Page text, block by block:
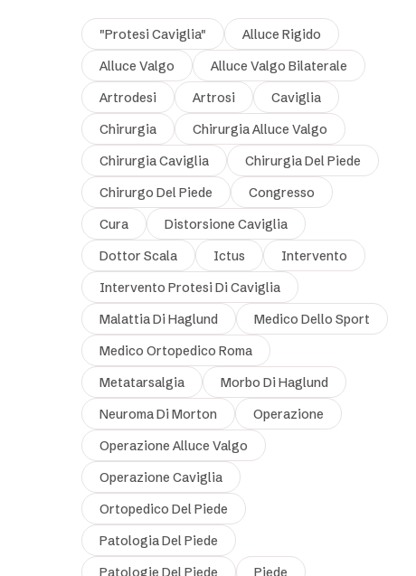
"protesi Caviglia"
Alluce Rigido
Alluce Valgo
Alluce Valgo Bilaterale
Artrodesi
Artrosi
Caviglia
Chirurgia
Chirurgia Alluce Valgo
Chirurgia Caviglia
Chirurgia Del Piede
Chirurgo Del Piede
Congresso
Cura
Distorsione Caviglia
Dottor Scala
Ictus
Intervento
Intervento Protesi Di Caviglia
Malattia Di Haglund
Medico Dello Sport
Medico Ortopedico Roma
Metatarsalgia
Morbo Di Haglund
Neuroma Di Morton
Operazione
Operazione Alluce Valgo
Operazione Caviglia
Ortopedico Del Piede
Patologia Del Piede
Patologie Del Piede
Piede